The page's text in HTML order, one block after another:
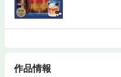
作品情報